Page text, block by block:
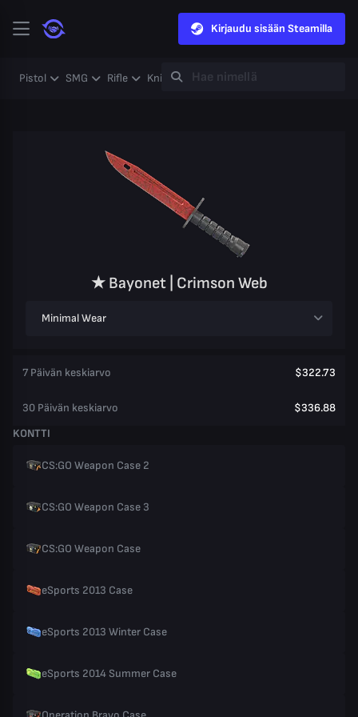
Kirjaudu sisään Steamilla
Pistol SMG Rifle Knife Gloves Heavy
★ Bayonet | Crimson Web
Minimal Wear
7 Päivän keskiarvo $322.73
30 Päivän keskiarvo
$336.88
KONTTI
CS:GO Weapon Case 2
CS:GO Weapon Case 3
CS:GO Weapon Case
eSports 2013 Case
eSports 2013 Winter Case
eSports 2014 Summer Case